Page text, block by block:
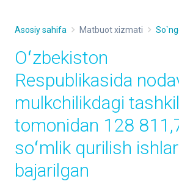
Asosiy sahifa Matbuot xizmati
Oʻzbekiston
Respublikasida
mulkchilikdagi
tomonidan 128
soʻmlik qurilish
bajarilgan